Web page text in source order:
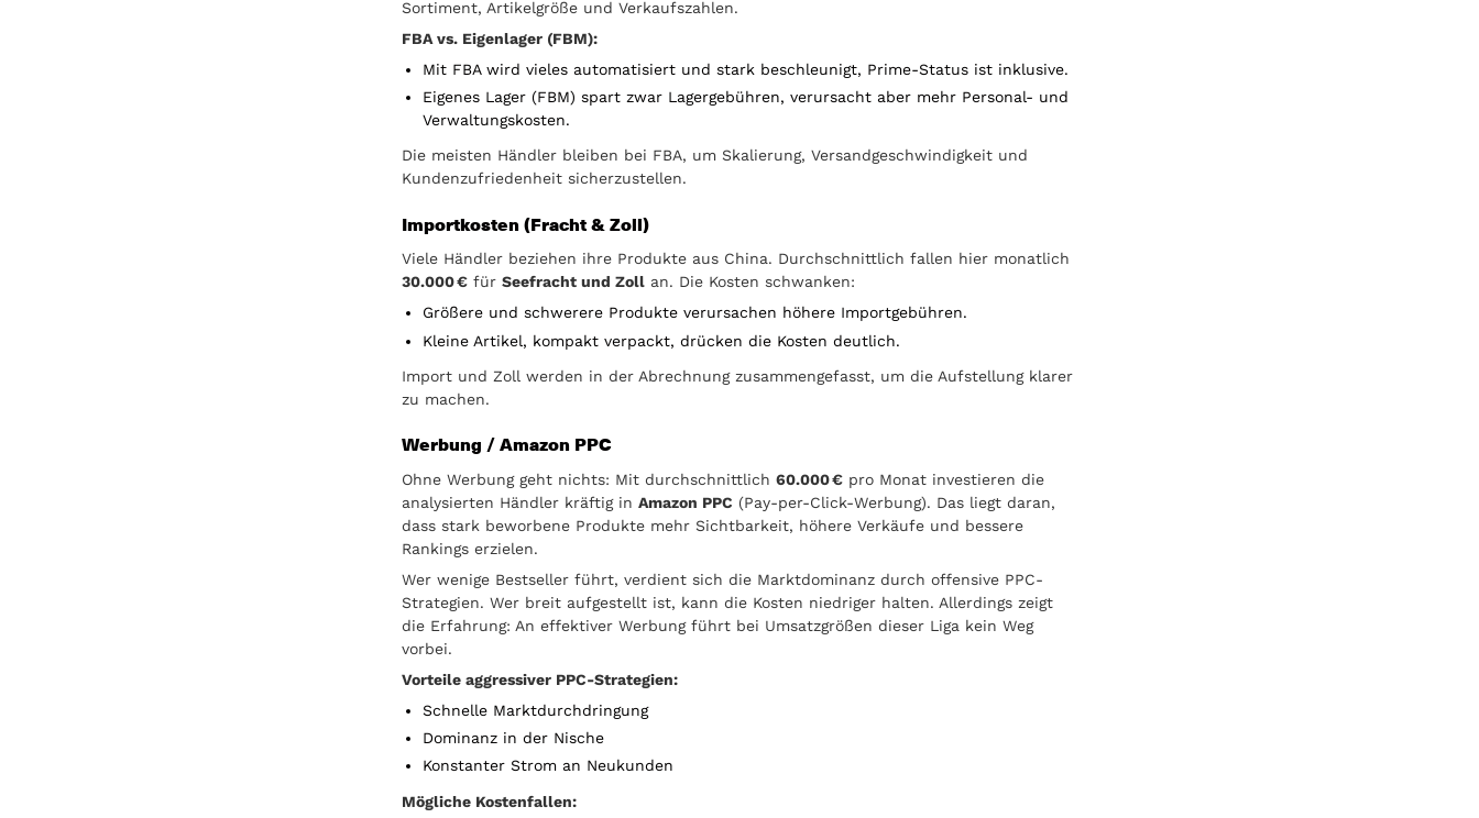
Sortiment, Artikelgröße und Verkaufszahlen.
FBA vs. Eigenlager (FBM):
Mit FBA wird vieles automatisiert und stark beschleunigt, Prime-Status ist inklusive.
Eigenes Lager (FBM) spart zwar Lagergebühren, verursacht aber mehr Personal- und
Verwaltungskosten.
Die meisten Händler bleiben bei FBA, um Skalierung, Versandgeschwindigkeit und
Kundenzufriedenheit sicherzustellen.
Importkosten (Fracht & Zoll)
Viele Händler beziehen ihre Produkte aus China. Durchschnittlich fallen hier monatlich
30.000 € fürSeefracht und Zoll an. Die Kosten schwanken:
Größere und schwerere Produkte verursachen höhere Importgebühren.
Kleine Artikel, kompakt verpackt, drücken die Kosten deutlich.
Import und Zoll werden in der Abrechnung zusammengefasst, um die Aufstellung klarer
zu machen.
Werbung / Amazon PPC
Ohne Werbung geht nichts: Mit durchschnittlich60.000 € pro Monat investieren die
analysierten Händler kräftig inAmazon PPC (Pay-per-Click-Werbung). Das liegt daran,
dass stark beworbene Produkte mehr Sichtbarkeit, höhere Verkäufe und bessere
Rankings erzielen.
Wer wenige Bestseller führt, verdient sich die Marktdominanz durch offensive PPC-
Strategien. Wer breit aufgestellt ist, kann die Kosten niedriger halten. Allerdings zeigt
die Erfahrung: An effektiver Werbung führt bei Umsatzgrößen dieser Liga kein Weg
vorbei.
Vorteile aggressiver PPC-Strategien:
Schnelle Marktdurchdringung
Dominanz in der Nische
Konstanter Strom an Neukunden
Mögliche Kostenfallen: